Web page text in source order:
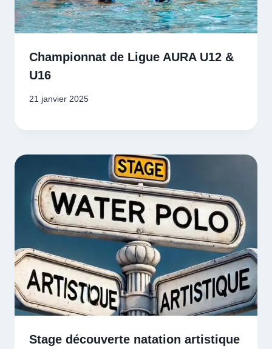
Championnat de Ligue AURA U12 &
U16
21 janvier 2025
Stage découverte natation artistique